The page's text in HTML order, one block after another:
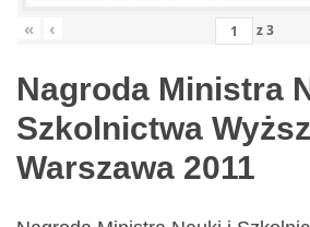
« ‹ z3
Nagroda Ministra
Szkolnictwa
Warszawa 2011